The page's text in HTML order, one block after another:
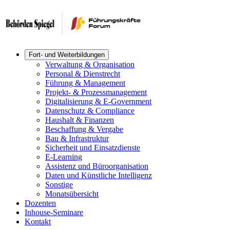
Fort- und Weiterbildungen
Verwaltung & Organisation
Personal & Dienstrecht
Führung & Management
Projekt- & Prozessmanagement
Digitalisierung & E-Government
Datenschutz & Compliance
Haushalt & Finanzen
Beschaffung & Vergabe
Bau & Infrastruktur
Sicherheit und Einsatzdienste
E-Learning
Assistenz und Büroorganisation
Daten und Künstliche Intelligenz
Sonstige
Monatsübersicht
Dozenten
Inhouse-Seminare
Kontakt